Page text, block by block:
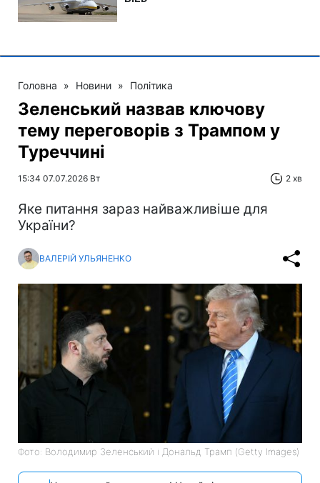
Головна » Новини » Політика
Зеленський назвав ключову
тему переговорів з Трампом у
Туреччині
15:34 07.07.2026 Вт 2 хв
Яке питання зараз найважливіше для
України?
ВАЛЕРІЙ УЛЬЯНЕНКО
Фото: Володимир Зеленський і Дональд Трамп (Getty Images)